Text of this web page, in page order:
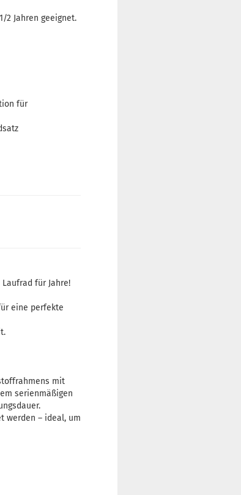
2 Jahren geeignet.
für
für Jahre!
eine perfekte
mit
serienmäßigen
werden – ideal, um